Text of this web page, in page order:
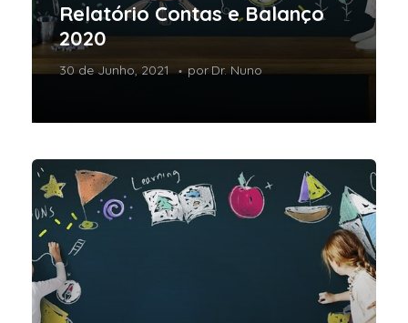
Relatório Contas e Balanço
2020
30 de Junho, 2021 porDr. Nuno